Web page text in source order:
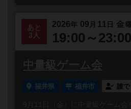
あと
3人
2026年 09 月 11 日 金
19:00～23:00
中量級ゲーム会
福井県 福井市 誰
9月11日（金）に中量級ゲーム会